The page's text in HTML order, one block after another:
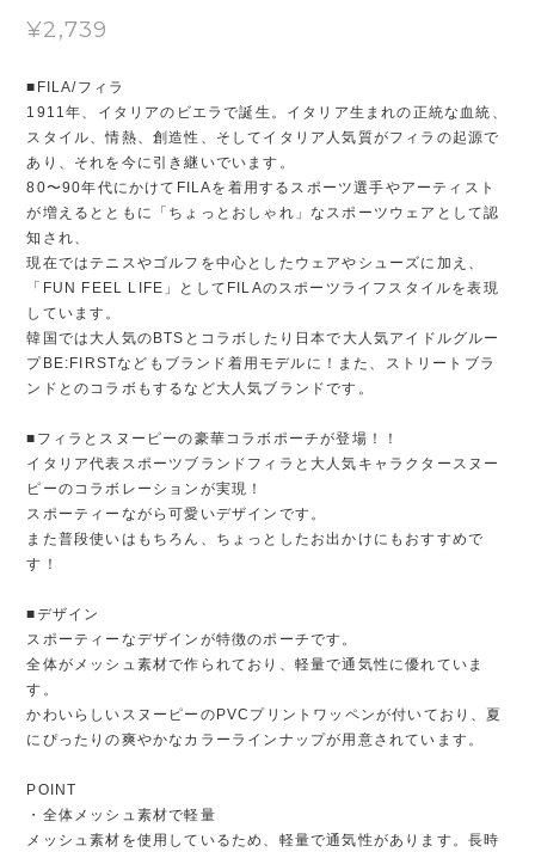
¥2,739
■FILA/フィラ
1911年、イタリアのビエラで誕生。イタリア生まれの正統な血統、
スタイル、情熱、創造性、そしてイタリア人気質がフィラの起源で
あり、それを今に引き継いでいます。
80〜90年代にかけてFILAを着用するスポーツ選手やアーティスト
が増えるとともに「ちょっとおしゃれ」なスポーツウェアとして認
知され、
現在ではテニスやゴルフを中心としたウェアやシューズに加え、
「FUN FEEL LIFE」としてFILAのスポーツライフスタイルを表現
しています。
韓国では大人気のBTSとコラボしたり日本で大人気アイドルグルー
プBE:FIRSTなどもブランド着用モデルに！また、ストリートブラ
ンドとのコラボもするなど大人気ブランドです。
■フィラとスヌーピーの豪華コラボポーチが登場！！
イタリア代表スポーツブランドフィラと大人気キャラクタースヌー
ピーのコラボレーションが実現！
スポーティーながら可愛いデザインです。
また普段使いはもちろん、ちょっとしたお出かけにもおすすめで
す！
■デザイン
スポーティーなデザインが特徴のポーチです。
全体がメッシュ素材で作られており、軽量で通気性に優れていま
す。
かわいらしいスヌーピーのPVCプリントワッペンが付いており、夏
にぴったりの爽やかなカラーラインナップが用意されています。
POINT
・全体メッシュ素材で軽量
メッシュ素材を使用しているため、軽量で通気性があります。長時